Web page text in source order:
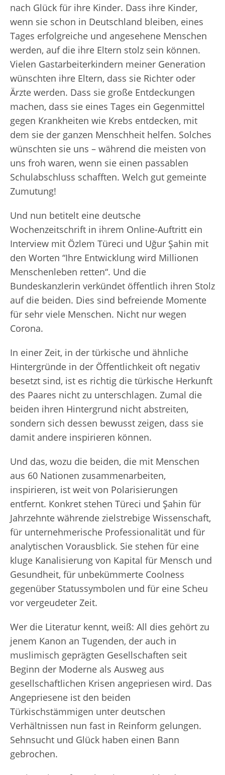
nach Glück für ihre Kinder. Dass ihre Kinder,
wenn sie schon in Deutschland bleiben, eines
Tages erfolgreiche und angesehene Menschen
werden, auf die ihre Eltern stolz sein können.
Vielen Gastarbeiterkindern meiner Generation
wünschten ihre Eltern, dass sie Richter oder
Ärzte werden. Dass sie große Entdeckungen
machen, dass sie eines Tages ein Gegenmittel
gegen Krankheiten wie Krebs entdecken, mit
dem sie der ganzen Menschheit helfen. Solches
wünschten sie uns – während die meisten von
uns froh waren, wenn sie einen passablen
Schulabschluss schafften. Welch gut gemeinte
Zumutung!
Und nun betitelt eine deutsche
Wochenzeitschrift in ihrem Online-Auftritt ein
Interview mit Özlem Türeci und Uğur Şahin mit
den Worten “Ihre Entwicklung wird Millionen
Menschenleben retten“. Und die
Bundeskanzlerin verkündet öffentlich ihren Stolz
auf die beiden. Dies sind befreiende Momente
für sehr viele Menschen. Nicht nur wegen
Corona.
In einer Zeit, in der türkische und ähnliche
Hintergründe in der Öffentlichkeit oft negativ
besetzt sind, ist es richtig die türkische Herkunft
des Paares nicht zu unterschlagen. Zumal die
beiden ihren Hintergrund nicht abstreiten,
sondern sich dessen bewusst zeigen, dass sie
damit andere inspirieren können.
Und das, wozu die beiden, die mit Menschen
aus 60 Nationen zusammenarbeiten,
inspirieren, ist weit von Polarisierungen
entfernt. Konkret stehen Türeci und Şahin für
Jahrzehnte währende zielstrebige Wissenschaft,
für unternehmerische Professionalität und für
analytischen Vorausblick. Sie stehen für eine
kluge Kanalisierung von Kapital für Mensch und
Gesundheit, für unbekümmerte Coolness
gegenüber Statussymbolen und für eine Scheu
vor vergeudeter Zeit.
Wer die Literatur kennt, weiß: All dies gehört zu
jenem Kanon an Tugenden, der auch in
muslimisch geprägten Gesellschaften seit
Beginn der Moderne als Ausweg aus
gesellschaftlichen Krisen angepriesen wird. Das
Angepriesene ist den beiden
Türkischstämmigen unter deutschen
Verhältnissen nun fast in Reinform gelungen.
Sehnsucht und Glück haben einen Bann
gebrochen.